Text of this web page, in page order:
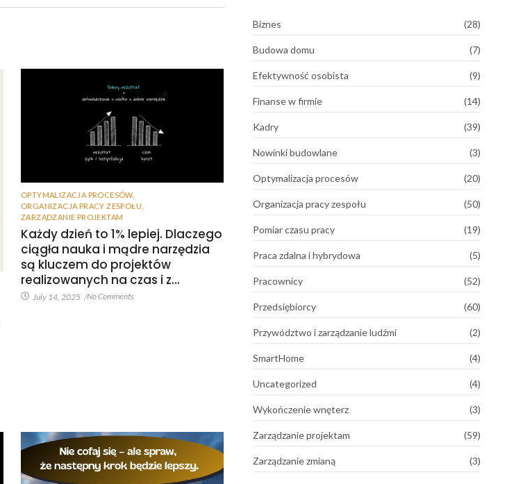
OPTYMALIZACJA PROCESÓW,
ORGANIZACJA PRACY ZESPOŁU
ZARZĄDZANIE PROJEKTAM
Każdy dzień to 1% lepiej. Dlaczego
ciągła nauka i mądre narzędzia
są kluczem do projektów
realizowanych na czas i z…
July 14, 2025 /No Comments
Biznes (28)
Budowa domu (7)
Efektywność osobista (9)
Finanse w firmie (14)
Kadry (39)
Nowinki budowlane (3)
Optymalizacja procesów (20)
Organizacja pracy zespołu (50)
Pomiar czasu pracy (19)
Praca zdalna i hybrydowa (5)
Pracownicy (52)
Przedsiębiorcy (60)
Przywództwo i zarządzanie ludźmi (2)
SmartHome (4)
Uncategorized (4)
Wykończenie wnęterz (3)
Zarządzanie projektam (59)
Zarządzanie zmianą (3)